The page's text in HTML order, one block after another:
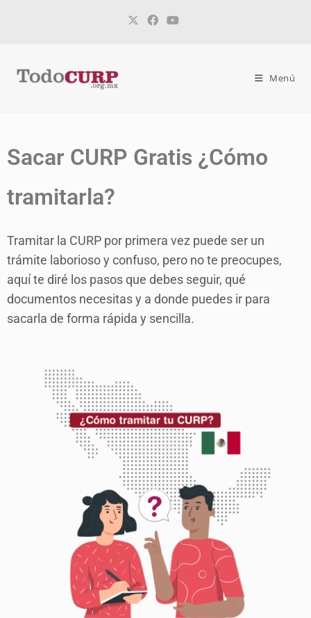
Menú
Sacar CURP Gratis ¿Cómo
tramitarla?
Tramitar la CURP por primera vez puede ser un
trámite laborioso y confuso, pero no te preocupes,
aquí te diré los pasos que debes seguir, qué
documentos necesitas y a donde puedes ir para
sacarla de forma rápida y sencilla.